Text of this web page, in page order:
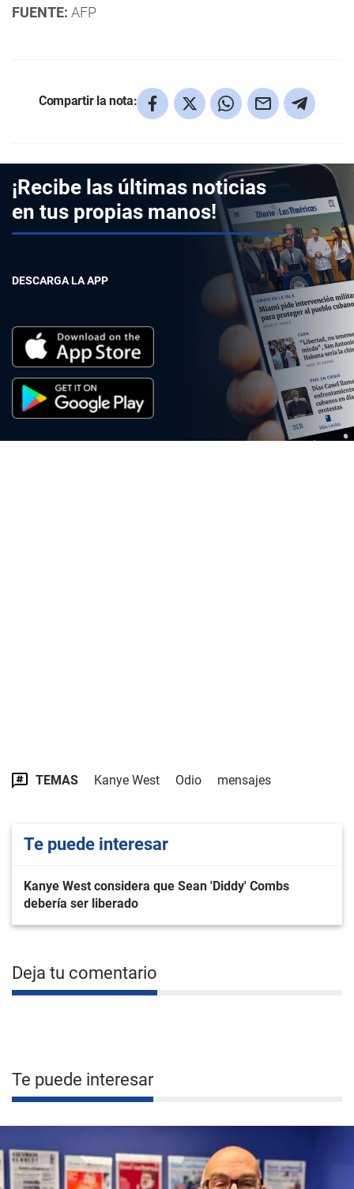
FUENTE: AFP
Compartir la nota:
¡Recibe las últimas noticias
en tus propias manos!
DESCARGA LA APP
TEMAS Kanye West Odio mensajes
Te puede interesar
Kanye West considera que Sean 'Diddy' Combs
debería ser liberado
Deja tu comentario
Te puede interesar